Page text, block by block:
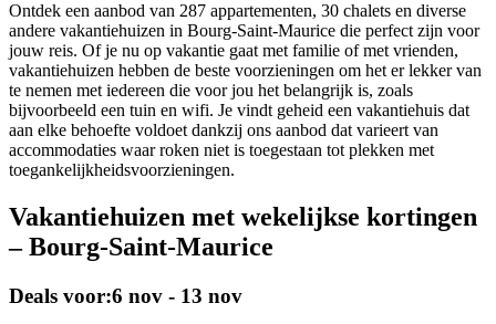
Ontdek een aanbod van 287 appartementen, 30 chalets en diverse
andere vakantiehuizen in Bourg-Saint-Maurice die perfect zijn voor
jouw reis. Of je nu op vakantie gaat met familie of met vrienden,
vakantiehuizen hebben de beste voorzieningen om het er lekker van
te nemen met iedereen die voor jou het belangrijk is, zoals
bijvoorbeeld een tuin en wifi. Je vindt geheid een vakantiehuis dat
aan elke behoefte voldoet dankzij ons aanbod dat varieert van
accommodaties waar roken niet is toegestaan tot plekken met
toegankelijkheidsvoorzieningen.
Vakantiehuizen met wekelijkse kortingen
– Bourg-Saint-Maurice
Deals voor:6 nov - 13 nov